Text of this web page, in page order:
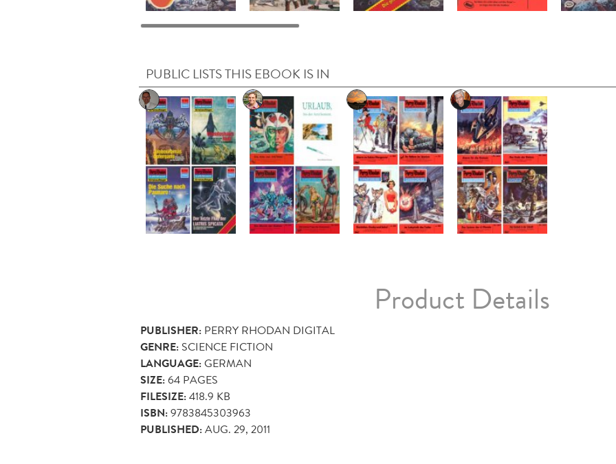
PUBLIC LISTS THIS EBOOK IS IN
Product Details
PUBLISHER: PERRY RHODAN DIGITAL
GENRE: SCIENCE FICTION
LANGUAGE:GERMAN
SIZE:64 PAGES
FILESIZE:418.9 KB
ISBN:9783845303963
PUBLISHED:AUG. 29, 2011